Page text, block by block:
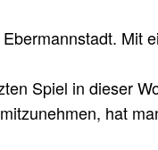
Mit
Spiel in dieser
hat